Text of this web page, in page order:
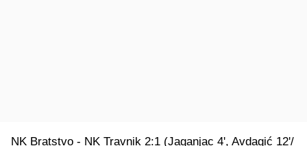
NK Bratstvo - NK Travnik 2:1 (Jaganjac 4', Avdagić 12'/